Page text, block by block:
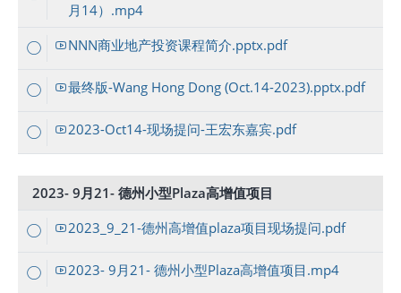
月14）.mp4
NNN商业地产投资课程简介.pptx.pdf
最终版-Wang Hong Dong (Oct.14-2023).pptx.pdf
2023-Oct14-现场提问-王宏东嘉宾.pdf
2023- 9月21- 德州小型Plaza高增值项目
2023_9_21-德州高增值plaza项目现场提问.pdf
2023- 9月21- 德州小型Plaza高增值项目.mp4